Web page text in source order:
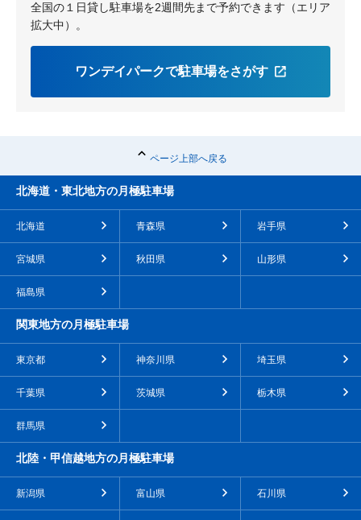
全国の１日貸し駐車場を2週間先まで予約できます（エリア
拡大中）。
ワンデイパークで駐車場をさがす
ページ上部へ戻る
北海道・東北地方の月極駐車場
北海道 青森県 岩手県
宮城県 秋田県 山形県
福島県
関東地方の月極駐車場
東京都 神奈川県 埼玉県
千葉県 茨城県 栃木県
群馬県
北陸・甲信越地方の月極駐車場
新潟県 富山県 石川県